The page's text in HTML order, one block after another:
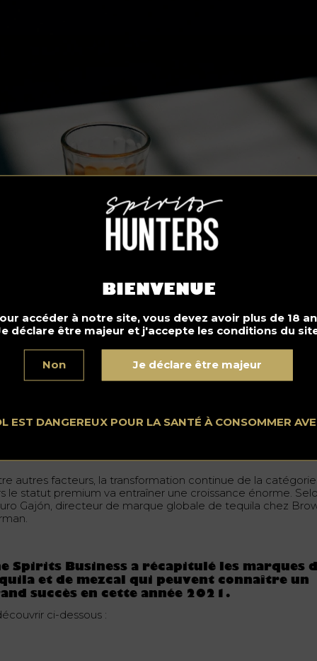
BIENVENUE
accéder à notre site, vous devez avoir plus de 18
déclare être majeur et j'accepte les conditions du
Non Je déclare être majeur
EST DANGEREUX POUR LA SANTÉ À CONSOMMER
autres facteurs, la transformation continue de la catégorie
le statut premium va entraîner une croissance énorme.
Gajón, directeur de marque globale de tequila chez
Spirits Business a récapitulé les marques
et de mezcal qui peuvent connaître un
succès en cette année 2021.
ci-dessous :